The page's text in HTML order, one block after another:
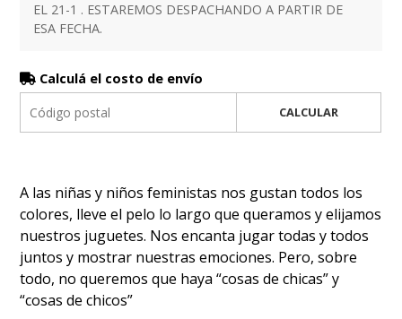
EL 21-1 . ESTAREMOS DESPACHANDO A PARTIR DE
ESA FECHA.
Calculá el costo de envío
CALCULAR
A las niñas y niños feministas nos gustan todos los
colores, lleve el pelo lo largo que queramos y elijamos
nuestros juguetes. Nos encanta jugar todas y todos
juntos y mostrar nuestras emociones. Pero, sobre
todo, no queremos que haya “cosas de chicas” y
“cosas de chicos”